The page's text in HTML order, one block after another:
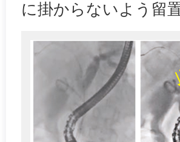
に掛からないよう留